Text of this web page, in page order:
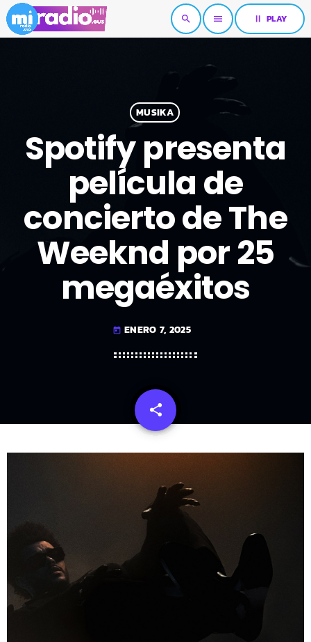
search menu pause PLAY
MUSIKA
Spotify presenta
película de
concierto de The
Weeknd por 25
megaéxitos
today ENERO 7, 2025
share
email